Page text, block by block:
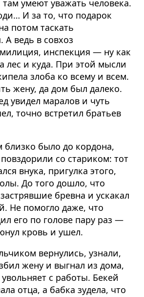
там умеют уважать человека.
И за то, что подарок
потом таскать
А ведь в совхоз
инспекция — ну как
лес и куда. При этой мысли
злоба ко всему и всем.
жену, да дом был далеко.
увидел маралов и чуть
точно встретил братьев
близко было до кордона,
со стариком: тот
внука, пригулка этого,
До того дошло, что
бревна и ускакал
Не помогло даже, что
его по голове пару раз —
кровь и ушел.
вернулись, узнали,
жену и выгнал из дома,
увольняет с работы. Бекей
отца, а бабка зудела, что